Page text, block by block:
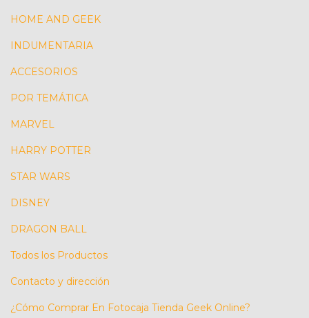
HOME AND GEEK
INDUMENTARIA
ACCESORIOS
POR TEMÁTICA
MARVEL
HARRY POTTER
STAR WARS
DISNEY
DRAGON BALL
Todos los Productos
Contacto y dirección
¿Cómo Comprar En Fotocaja Tienda Geek Online?